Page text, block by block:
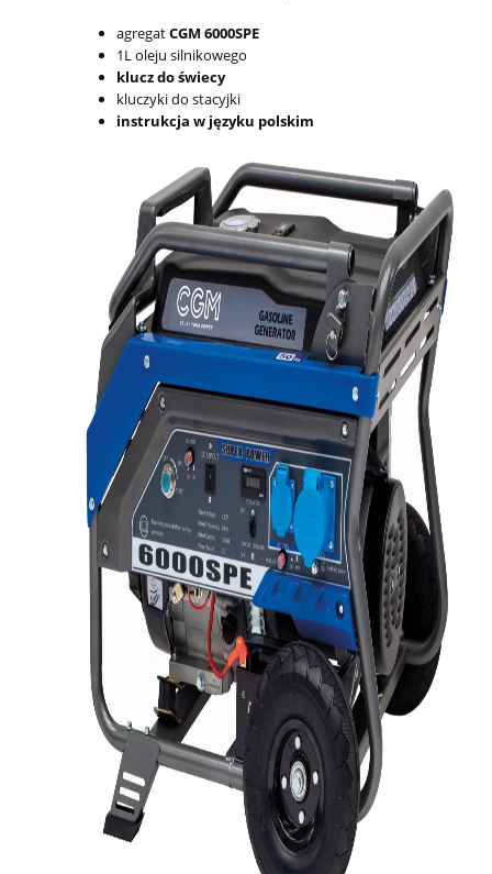
agregatCGM 6000SPE
1L oleju silnikowego
klucz do świecy
kluczyki do stacyjki
instrukcja w języku polskim